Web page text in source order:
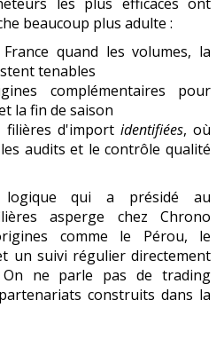
beaucoup plus adulte :
quand les volumes, la
tenables
complémentaires pour
la fin de saison
filières d'import identifiées, où
audits et le contrôle qualité
logique qui a présidé au
asperge chez Chrono
comme le Pérou, le
un suivi régulier directement
On ne parle pas de trading
construits dans la